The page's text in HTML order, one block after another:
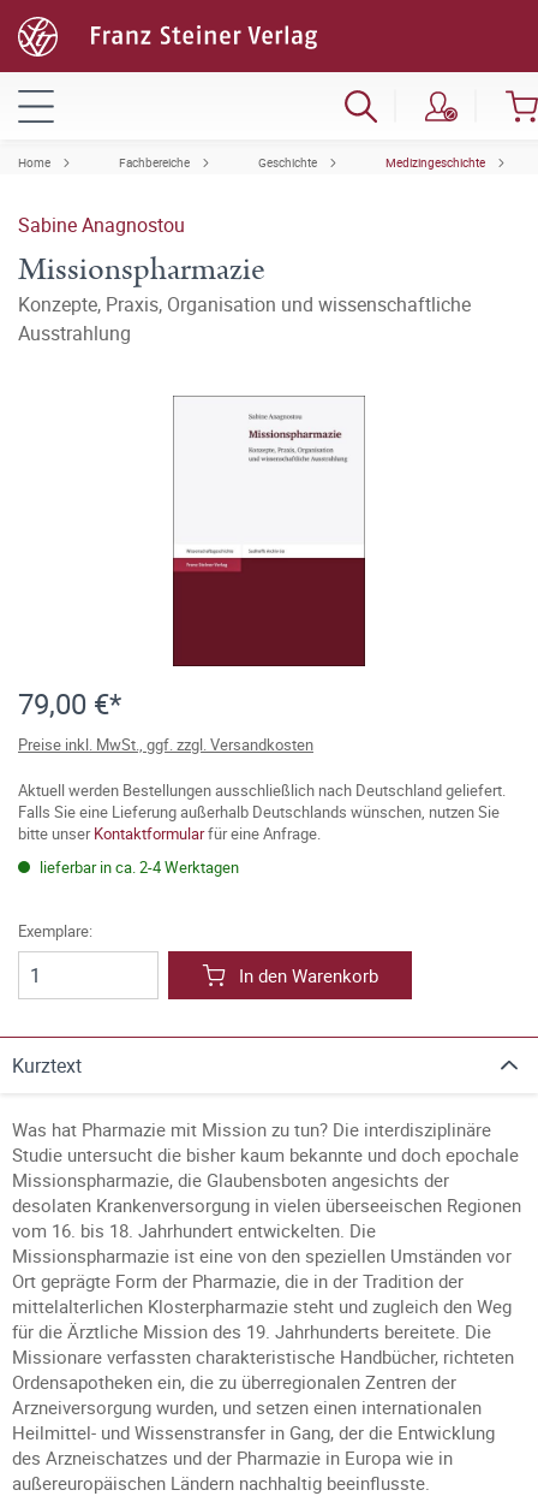
Home Fachbereiche Geschichte Medizingeschichte
Sabine Anagnostou
Missionspharmazie
Konzepte, Praxis, Organisation und wissenschaftliche
Ausstrahlung
79,00 €*
Preise inkl. MwSt., ggf. zzgl. Versandkosten
Aktuell werden Bestellungen ausschließlich nach Deutschland geliefert.
Falls Sie eine Lieferung außerhalb Deutschlands wünschen, nutzen Sie
bitte unserKontaktformularfür eine Anfrage.
lieferbar in ca. 2-4 Werktagen
Exemplare:
In den Warenkorb
Kurztext
Was hat Pharmazie mit Mission zu tun? Die interdisziplinäre
Studie untersucht die bisher kaum bekannte und doch epochale
Missionspharmazie, die Glaubensboten angesichts der
desolaten Krankenversorgung in vielen überseeischen Regionen
vom 16. bis 18. Jahrhundert entwickelten. Die
Missionspharmazie ist eine von den speziellen Umständen vor
Ort geprägte Form der Pharmazie, die in der Tradition der
mittelalterlichen Klosterpharmazie steht und zugleich den Weg
für die Ärztliche Mission des 19. Jahrhunderts bereitete. Die
Missionare verfassten charakteristische Handbücher, richteten
Ordensapotheken ein, die zu überregionalen Zentren der
Arzneiversorgung wurden, und setzen einen internationalen
Heilmittel- und Wissenstransfer in Gang, der die Entwicklung
des Arzneischatzes und der Pharmazie in Europa wie in
außereuropäischen Ländern nachhaltig beeinflusste.